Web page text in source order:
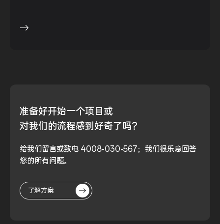
准备好开始一个项目或
对我们的流程感到好奇了吗？
给我们留言或致电 4008-030-567；我们很乐意回答
您的所有问题。
了解方案